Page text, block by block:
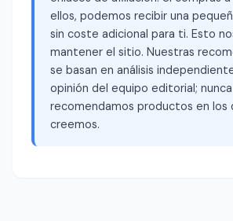
ellos, podemos recibir una
sin coste adicional para ti. Esto
mantener el sitio. Nuestras
se basan en análisis
opinión del equipo editorial; nunca
recomendamos productos en los
creemos.